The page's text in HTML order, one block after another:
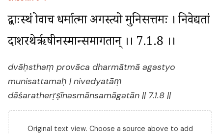
द्वाःस्थं प्रोवाच धर्मात्मा अगस्त्यो मुनिसत्तमः । निवेद्यतां
दाशरथेर्ऋषीनस्मान्समागतान् ।। 7.1.8 ।।
dvāḥsthaṃ provāca dharmātmā agastyo
munisattamaḥ | nivedyatāṃ
dāśaratherṛṣīnasmānsamāgatān || 7.1.8 ||
Original text view. Choose a source above to add